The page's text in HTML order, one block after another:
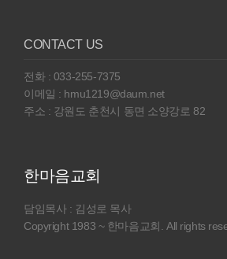
CONTACT US
전화 : 033-255-7375
이메일 : hmu1219@daum.net
주소 : 강원도 춘천시 동면 소양강로 82
한마음교회
담임목사 : 김성로 목사
Copyright 1983 ~ 한마음교회. All rights